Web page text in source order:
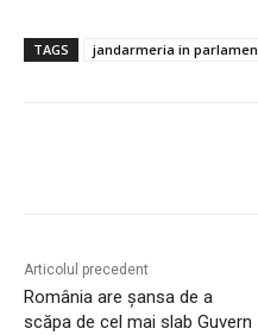
TAGS jandarmeria in
Articolul precedent
România are şansa de a
scăpa de cel mai slab Guvern